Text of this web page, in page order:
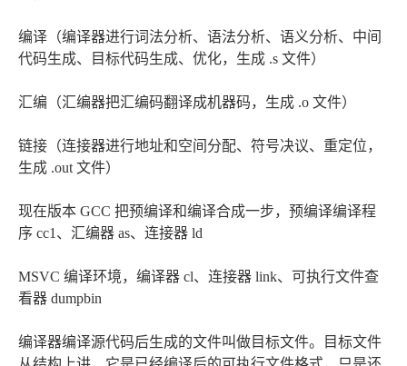
编译（编译器进行词法分析、语法分析、语义分析、中间
代码生成、目标代码生成、优化，生成 .s 文件）
汇编（汇编器把汇编码翻译成机器码，生成 .o 文件）
链接（连接器进行地址和空间分配、符号决议、重定位，
生成 .out 文件）
现在版本 GCC 把预编译和编译合成一步，预编译编译程
序 cc1、汇编器 as、连接器 ld
MSVC 编译环境，编译器 cl、连接器 link、可执行文件查
看器 dumpbin
编译器编译源代码后生成的文件叫做目标文件。目标文件